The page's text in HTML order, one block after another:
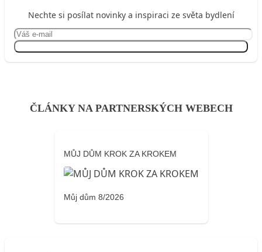
Nechte si posílat novinky a inspiraci ze světa bydlení
ČLÁNKY NA PARTNERSKÝCH WEBECH
MŮJ DŮM KROK ZA KROKEM
Můj dům 8/2026